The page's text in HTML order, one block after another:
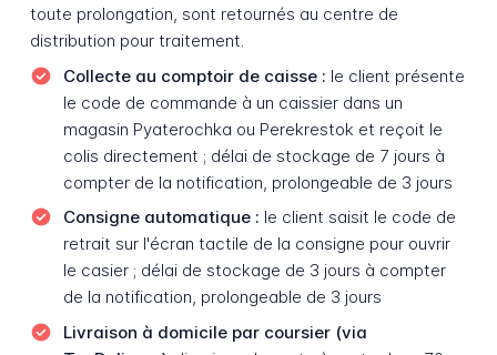
toute prolongation, sont retournés au centre de
distribution pour traitement.
Collecte au comptoir de caisse : le client présente
le code de commande à un caissier dans un
magasin Pyaterochka ou Perekrestok et reçoit le
colis directement ; délai de stockage de 7 jours à
compter de la notification, prolongeable de 3 jours
Consigne automatique : le client saisit le code de
retrait sur l'écran tactile de la consigne pour ouvrir
le casier ; délai de stockage de 3 jours à compter
de la notification, prolongeable de 3 jours
Livraison à domicile par coursier (via